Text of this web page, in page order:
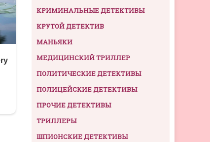
КРИМИНАЛЬНЫЕ ДЕТЕКТИВЫ
КРУТОЙ ДЕТЕКТИВ
МАНЬЯКИ
МЕДИЦИНСКИЙ ТРИЛЛЕР
ПОЛИТИЧЕСКИЕ ДЕТЕКТИВЫ
ПОЛИЦЕЙСКИЕ ДЕТЕКТИВЫ
ПРОЧИЕ ДЕТЕКТИВЫ
ТРИЛЛЕРЫ
ШПИОНСКИЕ ДЕТЕКТИВЫ